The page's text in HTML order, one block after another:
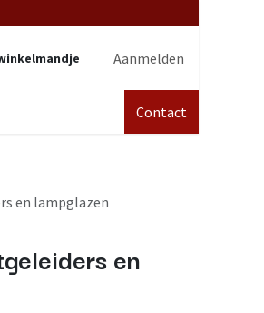
Aanmelden
Contact
en lampglazen
en